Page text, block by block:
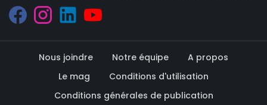
Nous joindre Notre équipe
A propos
Le mag
Conditions d'utilisation
Conditions générales de publication